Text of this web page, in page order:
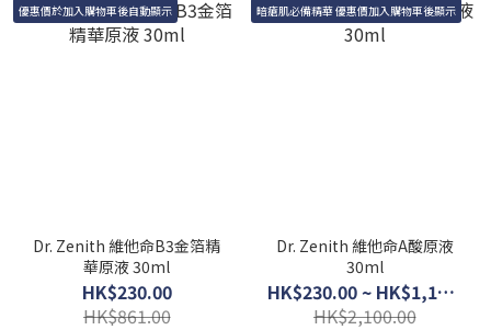
優惠價於加入購物車後自動顯示
Dr. Zenith 維他命B3金箔精
華原液 30ml
HK$230.00
HK$861.00
暗瘡肌必備精華 優惠價加入購物車後顯示
Dr. Zenith 維他命A酸原液
30ml
HK$230.00 ~ HK$1,150.00
HK$2,100.00